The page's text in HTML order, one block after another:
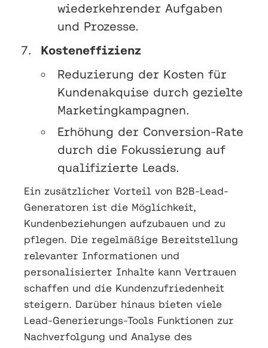
wiederkehrender Aufgaben
und Prozesse.
Kosteneffizienz
Reduzierung der Kosten für
Kundenakquise durch gezielte
Marketingkampagnen.
Erhöhung der Conversion-Rate
durch die Fokussierung auf
qualifizierte Leads.
Ein zusätzlicher Vorteil von B2B-Lead-
Generatoren ist die Möglichkeit,
Kundenbeziehungen aufzubauen und zu
pflegen. Die regelmäßige Bereitstellung
relevanter Informationen und
personalisierter Inhalte kann Vertrauen
schaffen und die Kundenzufriedenheit
steigern. Darüber hinaus bieten viele
Lead-Generierungs-Tools Funktionen zur
Nachverfolgung und Analyse des